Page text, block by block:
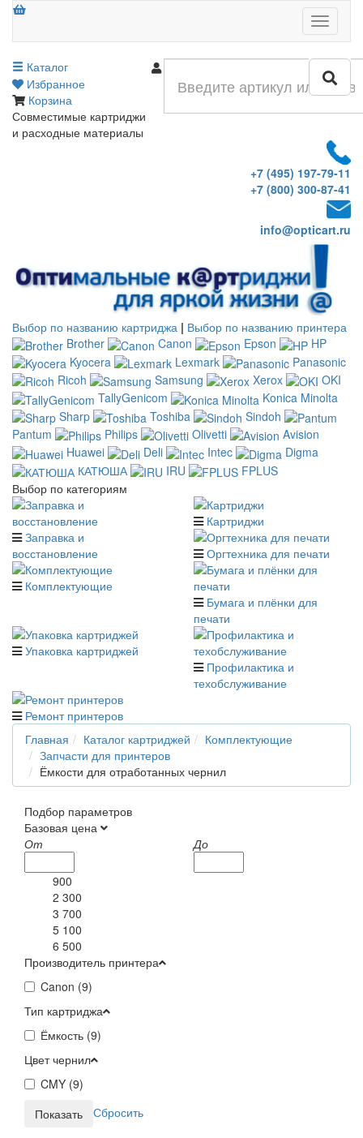
Меню
Каталог
Избранное
Корзина
Совместимые картриджи
и расходные материалы
+7 (495) 197-79-11
+7 (800) 300-87-41
info@opticart.ru
Выбор по названию картриджа | Выбор по названию принтера
Brother
Canon Epson
HP
Kyocera
Lexmark
Panasonic
Ricoh
Samsung Xerox
OKI
TallyGenicom
Konica Minolta
Sharp
Toshiba
Sindoh
Pantum
Philips Olivetti
Avision
Huawei
Deli Intec
Digma
КАТЮША
IRU
FPLUS
Выбор по категориям
Заправка и
восстановление
Картриджи
Оргтехника для печати
Комплектующие
Бумага и плёнки для
печати
Упаковка картриджей
Профилактика и
техобслуживание
Ремонт принтеров
Главная
Каталог картриджей
Комплектующие
Запчасти для принтеров
Ёмкости для отработанных чернил
Подбор параметров
Базовая цена
От
До
900
2 300
3 700
5 100
6 500
Производитель принтера
Canon (9)
Тип картриджа
Ёмкость (9)
Цвет чернил
CMY (9)
Сбросить